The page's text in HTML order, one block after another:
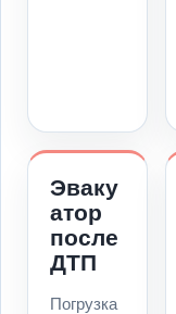
Эваку
атор
после
ДТП
Погрузка